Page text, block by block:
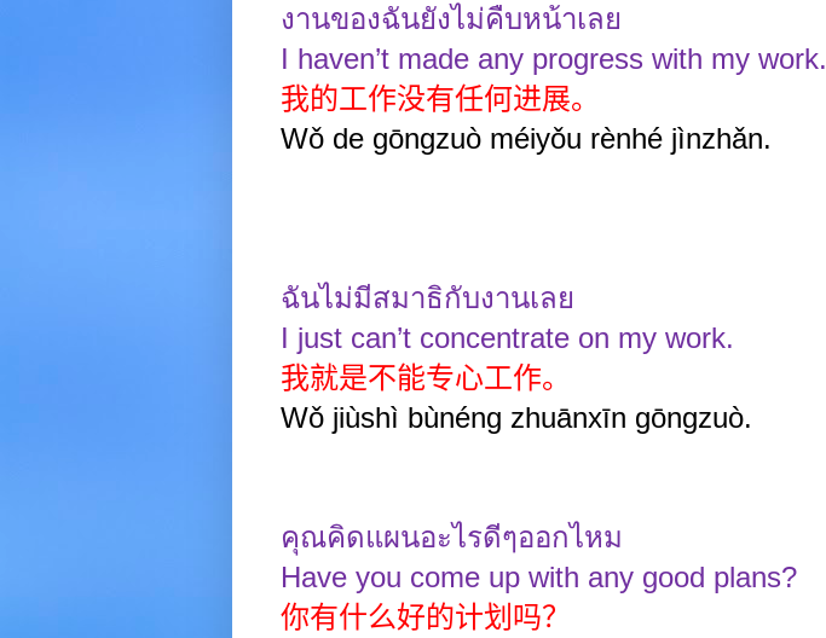
งานของฉันยังไม่คืบหน้าเลย
I haven’t made any progress with my work.
我的工作没有任何进展。
Wǒ de gōngzuò méiyǒu rènhé jìnzhǎn.
ฉันไม่มีสมาธิกับงานเลย
I just can’t concentrate on my work.
我就是不能专心工作。
Wǒ jiùshì bùnéng zhuānxīn gōngzuò.
คุณคิดแผนอะไรดีๆออกไหม
Have you come up with any good plans?
你有什么好的计划吗？